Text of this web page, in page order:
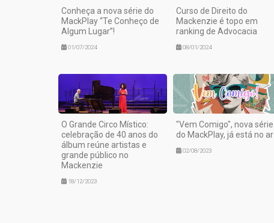
Conheça a nova série do
MackPlay “Te Conheço de
Algum Lugar”!
01/07/2024
Curso de Direito do
Mackenzie é topo em
ranking de Advocacia
08/01/2024
O Grande Circo Místico:
celebração de 40 anos do
álbum reúne artistas e
grande público no
Mackenzie
18/12/2023
"Vem Comigo", nova série
do MackPlay, já está no ar
02/08/2023